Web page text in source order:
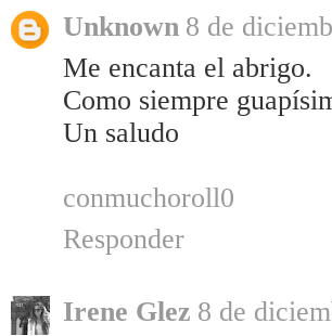
Unknown 8 de
Me encanta el abrigo.
Como siempre
Un saludo
conmuchoroll0
Responder
Irene Glez 8 de